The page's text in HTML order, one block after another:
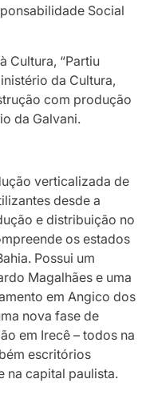
Social
Cultura, “Partiu
da Cultura,
com produção
da Galvani.
verticalizada de
desde a
e distribuição no
os estados
Possui um
Magalhães e uma
em Angico dos
nova fase de
em Irecê – todos na
escritórios
na capital paulista.